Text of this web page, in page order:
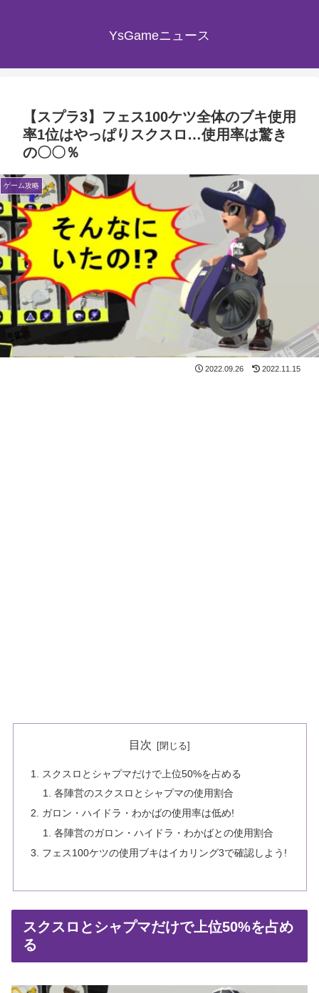
YsGameニュース
【スプラ3】フェス100ケツ全体のブキ使用
率1位はやっぱりスクスロ…使用率は驚き
の〇〇％
ゲーム攻略
2022.09.26 2022.11.15
目次
スクスロとシャプマだけで上位50%を占める
各陣営のスクスロとシャプマの使用割合
ガロン・ハイドラ・わかばの使用率は低め!
各陣営のガロン・ハイドラ・わかばとの使用割合
フェス100ケツの使用ブキはイカリング3で確認しよう!
スクスロとシャプマだけで上位50%を占め
る